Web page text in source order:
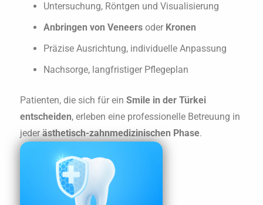
Untersuchung, Röntgen und Visualisierung
Anbringen von Veneers oder Kronen
Präzise Ausrichtung, individuelle Anpassung
Nachsorge, langfristiger Pflegeplan
Patienten, die sich für ein Smile in der Türkei
entscheiden, erleben eine professionelle Betreuung in
jederästhetisch-zahnmedizinischen Phase.